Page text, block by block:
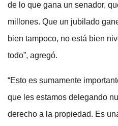
de lo que gana un senador,
millones. Que un jubilado
bien tampoco, no está bien
todo”, agregó.
“Esto es sumamente
que les estamos delegando
derecho a la propiedad. Es